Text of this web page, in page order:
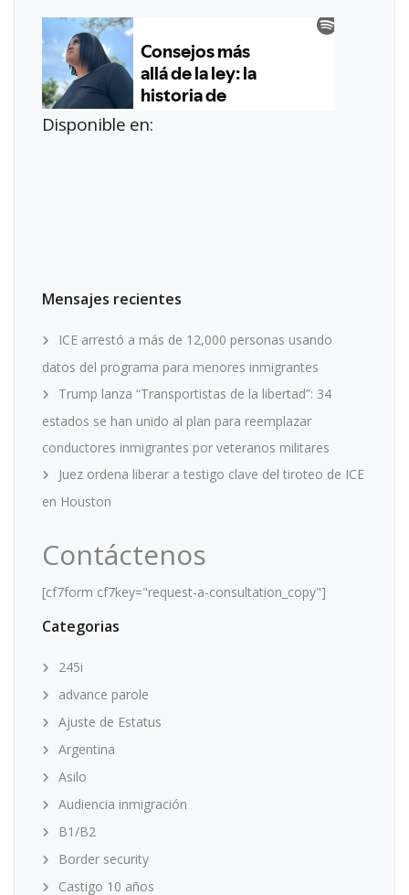
Disponible en:
Mensajes recientes
ICE arrestó a más de 12,000 personas usando
datos del programa para menores inmigrantes
Trump lanza “Transportistas de la libertad”: 34
estados se han unido al plan para reemplazar
conductores inmigrantes por veteranos militares
Juez ordena liberar a testigo clave del tiroteo de ICE
en Houston
Contáctenos
[cf7form cf7key="request-a-consultation_copy"]
Categorias
245i
advance parole
Ajuste de Estatus
Argentina
Asilo
Audiencia inmigración
B1/B2
Border security
Castigo 10 años